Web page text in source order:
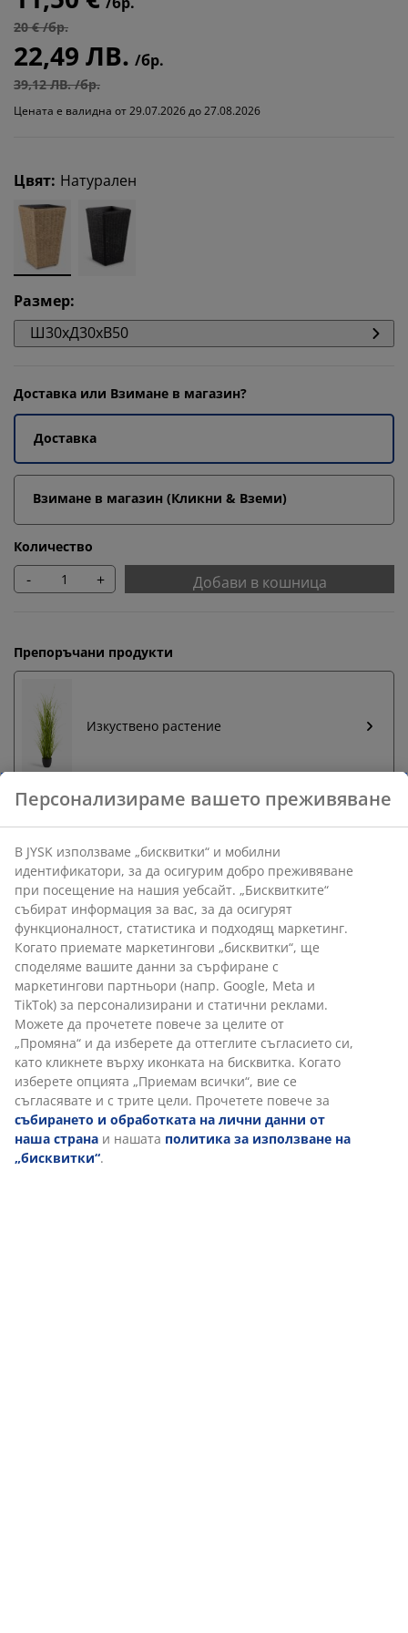
20 € /бр.
22,49 ЛВ. /бр.
39,12 ЛВ. /бр.
Цената е валидна от 29.07.2026 до 27.08.2026
Цвят: Натурален
Размер:
Ш30xД30xВ50
Доставка или Взимане в магазин?
Доставка
Взимане в магазин (Кликни & Вземи)
Количество
- + Добави в кошница
Препоръчани продукти
Изкуствено растение
Бърза замяна и връщане
Предлагаме лесно връщане на избрани артикули.
Гаранция на цените
30-дневна гаранция на цените.
Различни опции за доставка
Бърза и лесна доставка по Ваш избор.
Кашпа, изработена от лек ПВЦ ратан и стомана.
Кашпата наподобява естествена ракита и с нея
растенията ви могат да изглеждат по-големи. Лесно
може да бъде направена дупка за дренаж, за да се
осигури оттичане на излишната вода. Ш30 x Д30 x
В50 см